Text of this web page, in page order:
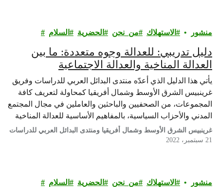
منشور الاستهلاك من_نحن الحضرية السلام
دليل تدريبي: للعدالة وجوه متعددة: ما بين
العدالة المناخية والعدالة الاجتماعية
يأتي هذا الدليل الذي أعدّه منتدى البدائل العربي للدراسات وفريق
غرينبيس الشرق الأوسط وشمال أفريقيا كمحاولة لتعريف كافة
المجموعات، من الصحفيين والباحثين والعاملين في مجال المجتمع
المدني والأحزاب السياسية، بالمفاهيم الأساسية للعدالة المناخية
والاجتماعية، طبيعة العلاقة بينهما، وواقع هذه العلاقة في المنطقة
العربية.
غرينبيس الشرق الأوسط وشمال أفريقيا ومنتدى البدائل العربي للدراسات
21 سبتمبر، 2022
منشور الاستهلاك من_نحن الحضرية السلام